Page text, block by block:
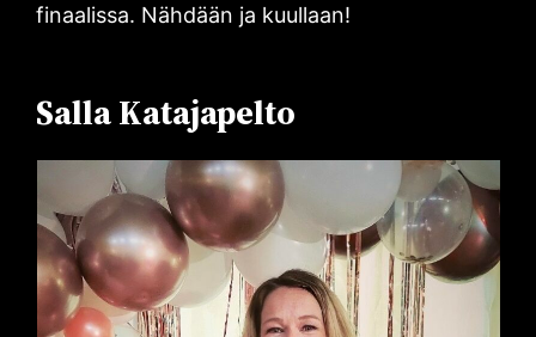
finaalissa. Nähdään ja kuullaan!
Salla Katajapelto